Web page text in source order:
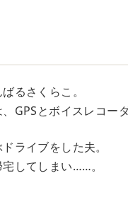
るさくらこ。
GPSとボイスレコー
ライブをした夫。
してしまい……。